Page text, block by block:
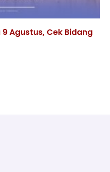
9 Agustus, Cek Bidang